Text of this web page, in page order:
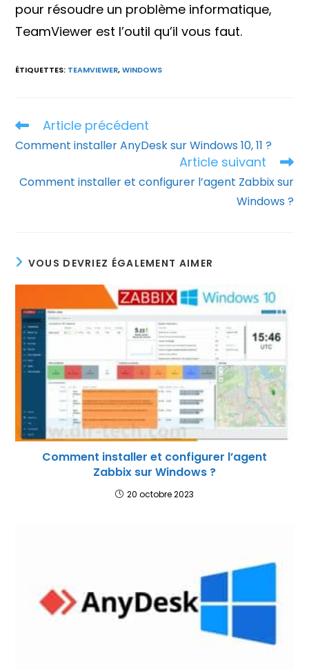
pour résoudre un problème informatique,
TeamViewer est l’outil qu’il vous faut.
ÉTIQUETTES: TEAMVIEWER, WINDOWS
Read
articles
Article précédent
Comment installer AnyDesk sur Windows 10, 11 ?
Article suivant
Comment installer et configurer l’agent Zabbix sur
Windows ?
VOUS DEVRIEZ ÉGALEMENT AIMER
Comment installer et configurer l’agent
Zabbix sur Windows ?
20 octobre 2023